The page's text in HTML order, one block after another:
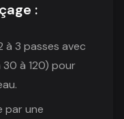
:
à 3 passes avec
à 120) pour
par une